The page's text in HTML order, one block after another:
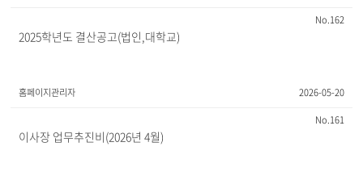
162
2025학년도 결산공고(법인,대학교)
홈페이지관리자
2026-05-20
161
이사장 업무추진비(2026년 4월)